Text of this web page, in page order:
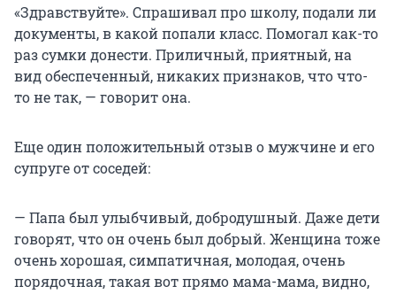
«Здравствуйте». Спрашивал про школу, подали ли
документы, в какой попали класс. Помогал как-то
раз сумки донести. Приличный, приятный, на
вид обеспеченный, никаких признаков, что что-
то не так, — говорит она.
Еще один положительный отзыв о мужчине и его
супруге от соседей:
— Папа был улыбчивый, добродушный. Даже дети
говорят, что он очень был добрый. Женщина тоже
очень хорошая, симпатичная, молодая, очень
порядочная, такая вот прямо мама-мама, видно,